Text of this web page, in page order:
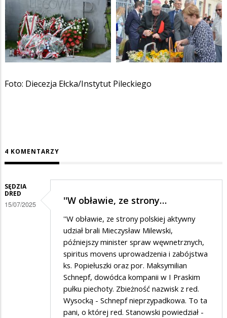
Foto: Diecezja Ełcka/Instytut Pileckiego
4 KOMENTARZY
SĘDZIA
DRED
15/07/2025 ''W obławie, ze strony…
''W obławie, ze strony polskiej aktywny
udział brali Mieczysław Milewski,
późniejszy minister spraw węwnetrznych,
spiritus movens uprowadzenia i zabójstwa
ks. Popiełuszki oraz por. Maksymilian
Schnepf, dowódca kompanii w I Praskim
pułku piechoty. Zbieżność nazwisk z red.
Wysocką - Schnepf nieprzypadkowa. To ta
pani, o której red. Stanowski powiedział -